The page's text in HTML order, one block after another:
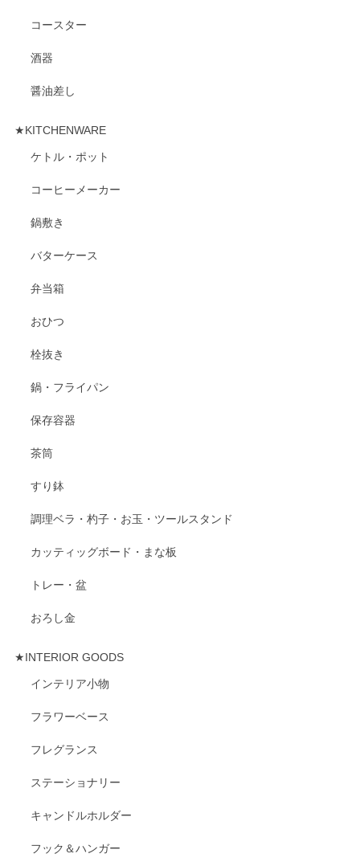
コースター
酒器
醤油差し
★KITCHENWARE
ケトル・ポット
コーヒーメーカー
鍋敷き
バターケース
弁当箱
おひつ
栓抜き
鍋・フライパン
保存容器
茶筒
すり鉢
調理ベラ・杓子・お玉・ツールスタンド
カッティッグボード・まな板
トレー・盆
おろし金
★INTERIOR GOODS
インテリア小物
フラワーベース
フレグランス
ステーショナリー
キャンドルホルダー
フック＆ハンガー